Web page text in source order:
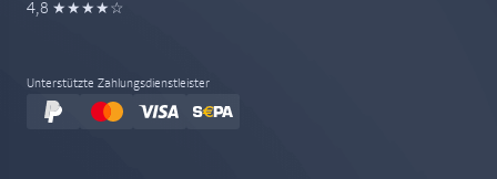
4,8 ★★★★☆
Unterstützte Zahlungsdienstleister